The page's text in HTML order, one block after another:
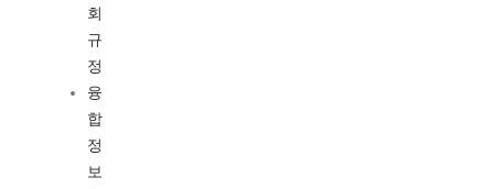
회
규
정
융
합
정
보